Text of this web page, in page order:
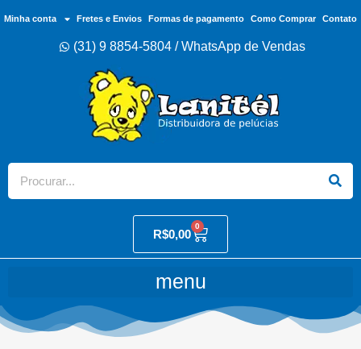
Minha conta Fretes e Envios Formas de pagamento Como Comprar Contato
(31) 9 8854-5804 / WhatsApp de Vendas
R$0,00
0